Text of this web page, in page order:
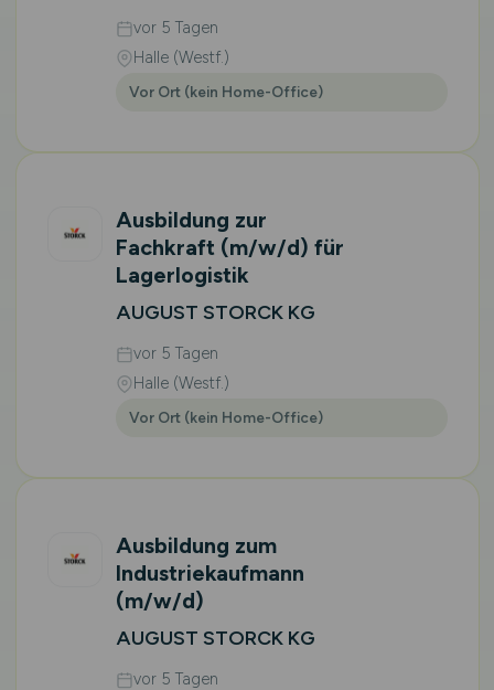
vor 5 Tagen
Halle (Westf.)
Vor Ort (kein Home-Office)
Ausbildung zur
Fachkraft (m/w/d) für
Lagerlogistik
AUGUST STORCK KG
vor 5 Tagen
Halle (Westf.)
Vor Ort (kein Home-Office)
Ausbildung zum
Industriekaufmann
(m/w/d)
AUGUST STORCK KG
vor 5 Tagen